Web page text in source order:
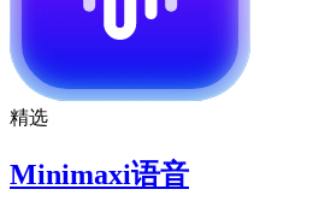
精选
Minimaxi语音